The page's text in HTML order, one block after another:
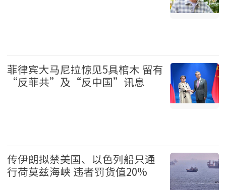
菲律宾大马尼拉惊见5具棺木 留有
“反菲共”及“反中国”讯息
传伊朗拟禁美国、以色列船只通
行荷莫兹海峡 违者罚货值20%